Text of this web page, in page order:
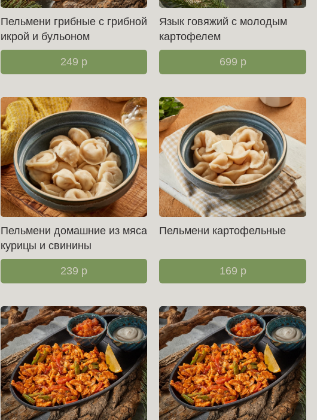
Пельмени грибные с грибной
икрой и бульоном
249 р
Язык говяжий с молодым
картофелем
699 р
Пельмени домашние из мяса
курицы и свинины
239 р
Пельмени картофельные
169 р